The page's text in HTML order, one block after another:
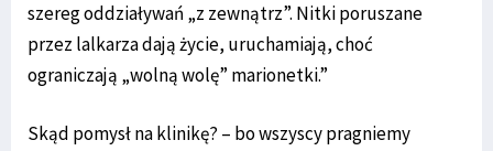
szereg oddziaływań „z zewnątrz”. Nitki poruszane
przez lalkarza dają życie, uruchamiają, choć
ograniczają „wolną wolę” marionetki.”
Skąd pomysł na klinikę? – bo wszyscy pragniemy